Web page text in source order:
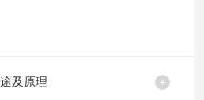
及原理